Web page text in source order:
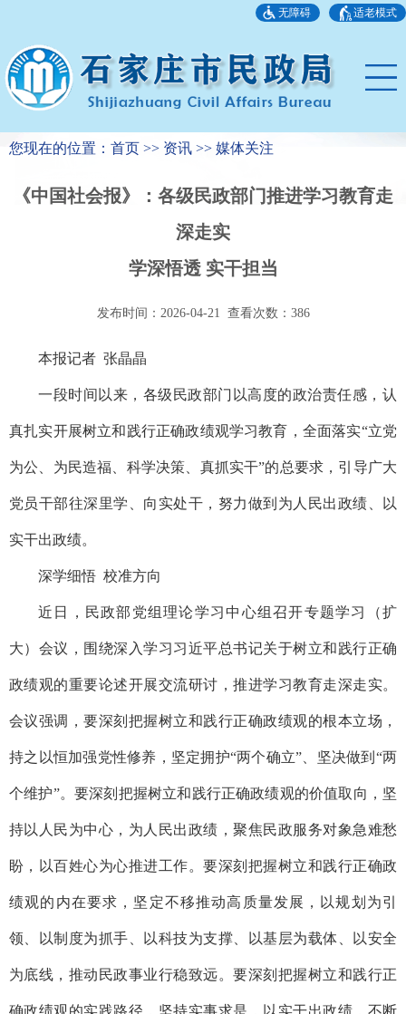
无障碍 适老模式
您现在的位置：首页 >> 资讯 >> 媒体关注
《中国社会报》：各级民政部门推进学习教育走
深走实
学深悟透 实干担当
发布时间：2026-04-21 查看次数： 386
本报记者 张晶晶
一段时间以来，各级民政部门以高度的政治责任感，认
真扎实开展树立和践行正确政绩观学习教育，全面落实“立党
为公、为民造福、科学决策、真抓实干”的总要求，引导广大
党员干部往深里学、向实处干，努力做到为人民出政绩、以
实干出政绩。
深学细悟 校准方向
近日，民政部党组理论学习中心组召开专题学习（扩
大）会议，围绕深入学习习近平总书记关于树立和践行正确
政绩观的重要论述开展交流研讨，推进学习教育走深走实。
会议强调，要深刻把握树立和践行正确政绩观的根本立场，
持之以恒加强党性修养，坚定拥护“两个确立”、坚决做到“两
个维护”。要深刻把握树立和践行正确政绩观的价值取向，坚
持以人民为中心，为人民出政绩，聚焦民政服务对象急难愁
盼，以百姓心为心推进工作。要深刻把握树立和践行正确政
绩观的内在要求，坚定不移推动高质量发展，以规划为引
领、以制度为抓手、以科技为支撑、以基层为载体、以安全
为底线，推动民政事业行稳致远。要深刻把握树立和践行正
确政绩观的实践路径，坚持实事求是，以实干出政绩，不断